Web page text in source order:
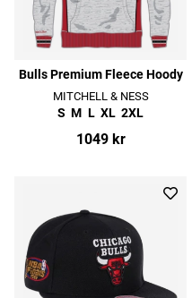
Bulls Premium Fleece Hoody
MITCHELL & NESS
S M L XL 2XL
1049 kr